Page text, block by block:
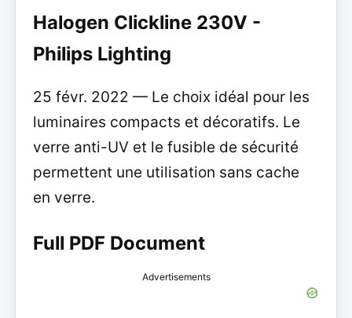
Halogen Clickline 230V -
Philips Lighting
25 févr. 2022 — Le choix idéal pour les
luminaires compacts et décoratifs. Le
verre anti-UV et le fusible de sécurité
permettent une utilisation sans cache
en verre.
Full PDF Document
Advertisements